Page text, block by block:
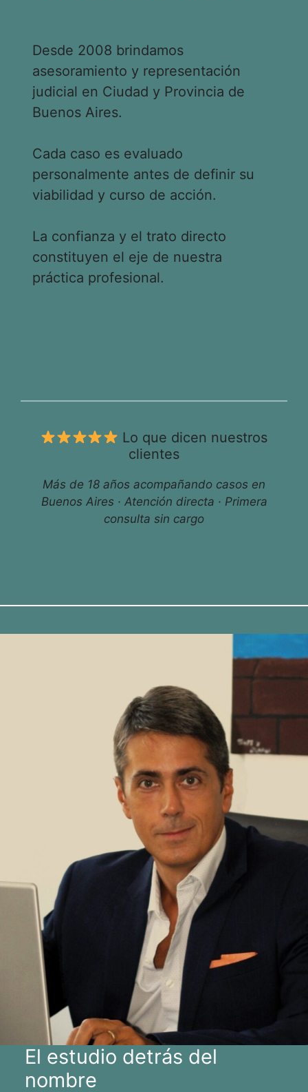
Desde 2008 brindamos
asesoramiento y representación
judicial en Ciudad y Provincia de
Buenos Aires.
Cada caso es evaluado
personalmente antes de definir su
viabilidad y curso de acción.
La confianza y el trato directo
constituyen el eje de nuestra
práctica profesional.
Lo que dicen nuestros
clientes
Más de 18 años acompañando casos en
Buenos Aires · Atención directa · Primera
consulta sin cargo
El estudio detrás del
nombre